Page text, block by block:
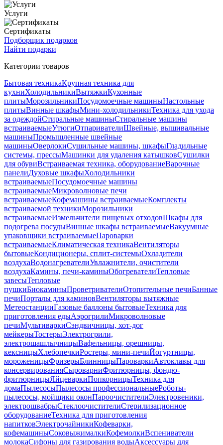
Услуги
Сертификаты
Подборщик подарков
Найти подарки
Категории товаров
Бытовая техникаКрупная техника для
кухниХолодильникиВытяжкиКухонные
плитыМорозильникиПосудомоечные машиныНастольные
плитыВинные шкафыМини-холодильникиТехника для ухода
за одеждойСтиральные машиныСтиральные машины
встраиваемыеУтюгиОтпаривателиШвейные, вышивальные
машиныПромышленные швейные
машиныОверлокиСушильные машины, шкафыГладильные
системы, прессыМашинки для удаления катышковСушилки
для обувиВстраиваемая техника, оборудованиеВарочные
панелиДуховые шкафыХолодильники
встраиваемыеПосудомоечные машины
встраиваемыеМикроволновые печи
встраиваемыеКофемашины встраиваемыеКомплекты
встраиваемой техникиМорозильники
встраиваемыеИзмельчители пищевых отходовШкафы для
подогрева посудыВинные шкафы встраиваемыеВакуумные
упаковщики встраиваемыеПароварки
встраиваемыеКлиматическая техникаВентиляторы
бытовыеКондиционеры, сплит-системыОхладители
воздухаВодонагревателиУвлажнители, очистители
воздухаКамины, печи-каминыОбогревателиТепловые
завесыТепловые
пушкиБиокаминыПроветривателиОтопительные печиБанные
печиПорталы для каминовВентиляторы вытяжные
МетеостанцииГазовые баллоны бытовыеТехника для
приготовления едыАэрогрилиМикроволновые
печиМультиваркиСэндвичницы, хот-дог
мейкерыТостерыЭлектрогрили,
электрошашлычницыВафельницы, орешницы,
кексницыХлебопечкиРостеры, мини-печиЙогуртницы,
мороженицыФризерыБлинницыПароваркиАвтоклавы для
консервированияСыроварниФритюрницы, фондю-
фритюрницыЯйцеваркиПопкорницыТехника для
домаПылесосыПылесосы профессиональныеРоботы-
пылесосы, мойщики оконПароочистителиЭлектровеники,
электрошвабрыСтеклоочистителиСтерилизационное
оборудованиеТехника для приготовления
напитковЭлектрочайникиКофеварки,
кофемашиныСоковыжималкиКофемолкиВспениватели
молокаСифоны для газирования водыАксессуары для